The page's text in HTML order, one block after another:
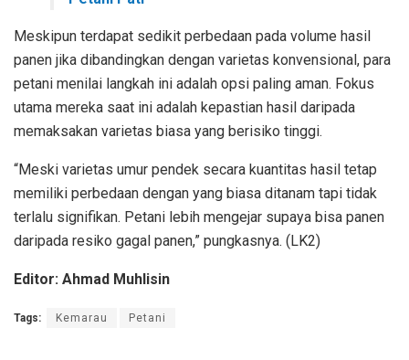
Meskipun terdapat sedikit perbedaan pada volume hasil
panen jika dibandingkan dengan varietas konvensional, para
petani menilai langkah ini adalah opsi paling aman. Fokus
utama mereka saat ini adalah kepastian hasil daripada
memaksakan varietas biasa yang berisiko tinggi.
“Meski varietas umur pendek secara kuantitas hasil tetap
memiliki perbedaan dengan yang biasa ditanam tapi tidak
terlalu signifikan. Petani lebih mengejar supaya bisa panen
daripada resiko gagal panen,” pungkasnya. (LK2)
Editor: Ahmad Muhlisin
Tags: Kemarau Petani